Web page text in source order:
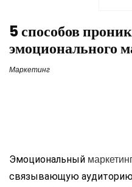
5 способов
эмоционального
Маркетинг
Эмоциональный
связывающую аудиторию